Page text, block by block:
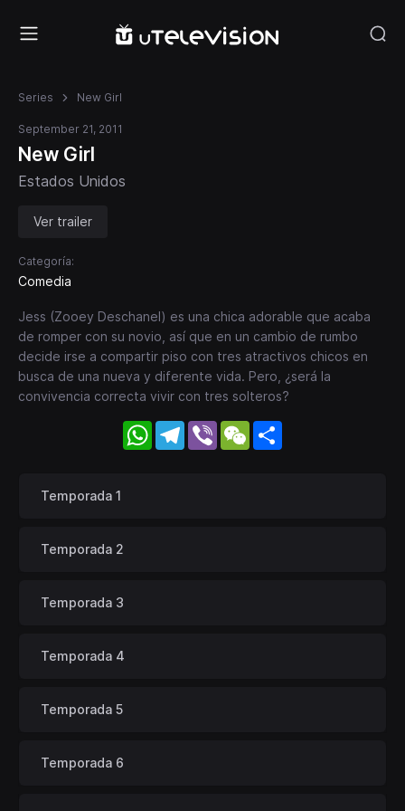
Series New Girl
September 21, 2011
New Girl
Estados Unidos
Ver trailer
Categoría:
Comedia
Jess (Zooey Deschanel) es una chica adorable que acaba
de romper con su novio, así que en un cambio de rumbo
decide irse a compartir piso con tres atractivos chicos en
busca de una nueva y diferente vida. Pero, ¿será la
convivencia correcta vivir con tres solteros?
WhatsApp
Telegram
Viber WeChat
Temporada 1
Temporada 2
Temporada 3
Temporada 4
Temporada 5
Temporada 6